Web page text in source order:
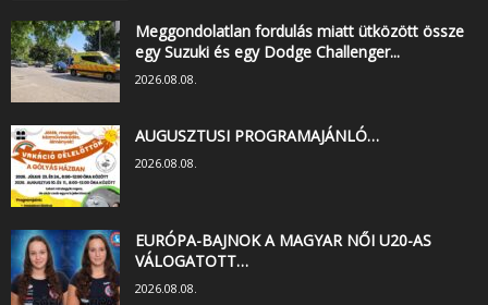
Meggondolatlan fordulás miatt ütközött össze
egy Suzuki és egy Dodge Challenger...
2026.08.08.
AUGUSZTUSI PROGRAMAJÁNLÓ…
2026.08.08.
EURÓPA-BAJNOK A MAGYAR NŐI U20-AS
VÁLOGATOTT…
2026.08.08.